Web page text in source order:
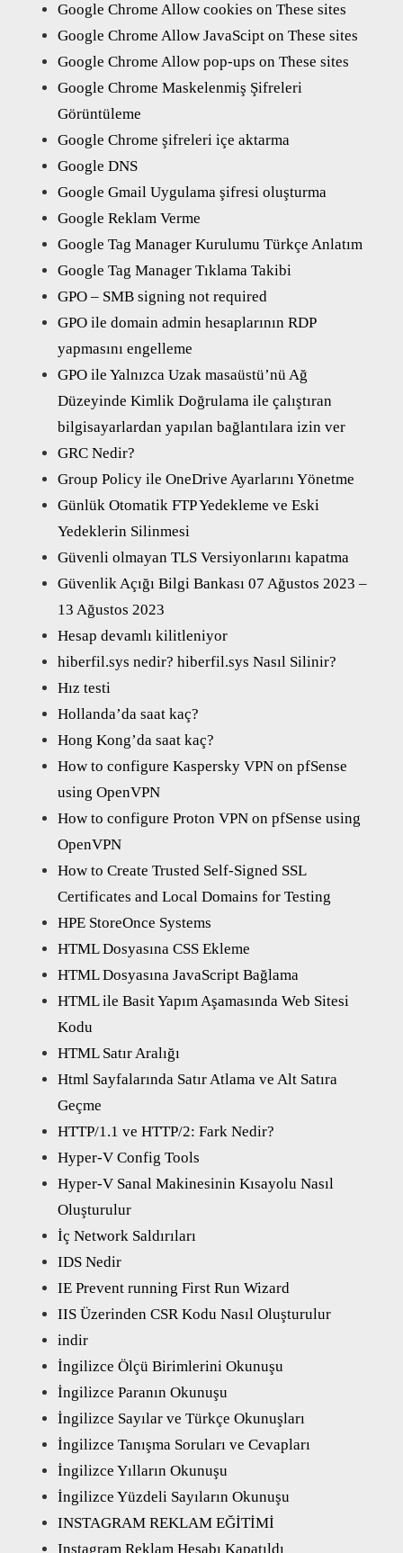
Google Chrome Allow cookies on These sites
Google Chrome Allow JavaScipt on These sites
Google Chrome Allow pop-ups on These sites
Google Chrome Maskelenmiş Şifreleri
Görüntüleme
Google Chrome şifreleri içe aktarma
Google DNS
Google Gmail Uygulama şifresi oluşturma
Google Reklam Verme
Google Tag Manager Kurulumu Türkçe Anlatım
Google Tag Manager Tıklama Takibi
GPO – SMB signing not required
GPO ile domain admin hesaplarının RDP
yapmasını engelleme
GPO ile Yalnızca Uzak masaüstü’nü Ağ
Düzeyinde Kimlik Doğrulama ile çalıştıran
bilgisayarlardan yapılan bağlantılara izin ver
GRC Nedir?
Group Policy ile OneDrive Ayarlarını Yönetme
Günlük Otomatik FTP Yedekleme ve Eski
Yedeklerin Silinmesi
Güvenli olmayan TLS Versiyonlarını kapatma
Güvenlik Açığı Bilgi Bankası 07 Ağustos 2023 –
13 Ağustos 2023
Hesap devamlı kilitleniyor
hiberfil.sys nedir? hiberfil.sys Nasıl Silinir?
Hız testi
Hollanda’da saat kaç?
Hong Kong’da saat kaç?
How to configure Kaspersky VPN on pfSense
using OpenVPN
How to configure Proton VPN on pfSense using
OpenVPN
How to Create Trusted Self-Signed SSL
Certificates and Local Domains for Testing
HPE StoreOnce Systems
HTML Dosyasına CSS Ekleme
HTML Dosyasına JavaScript Bağlama
HTML ile Basit Yapım Aşamasında Web Sitesi
Kodu
HTML Satır Aralığı
Html Sayfalarında Satır Atlama ve Alt Satıra
Geçme
HTTP/1.1 ve HTTP/2: Fark Nedir?
Hyper-V Config Tools
Hyper-V Sanal Makinesinin Kısayolu Nasıl
Oluşturulur
İç Network Saldırıları
IDS Nedir
IE Prevent running First Run Wizard
IIS Üzerinden CSR Kodu Nasıl Oluşturulur
indir
İngilizce Ölçü Birimlerini Okunuşu
İngilizce Paranın Okunuşu
İngilizce Sayılar ve Türkçe Okunuşları
İngilizce Tanışma Soruları ve Cevapları
İngilizce Yılların Okunuşu
İngilizce Yüzdeli Sayıların Okunuşu
INSTAGRAM REKLAM EĞİTİMİ
Instagram Reklam Hesabı Kapatıldı